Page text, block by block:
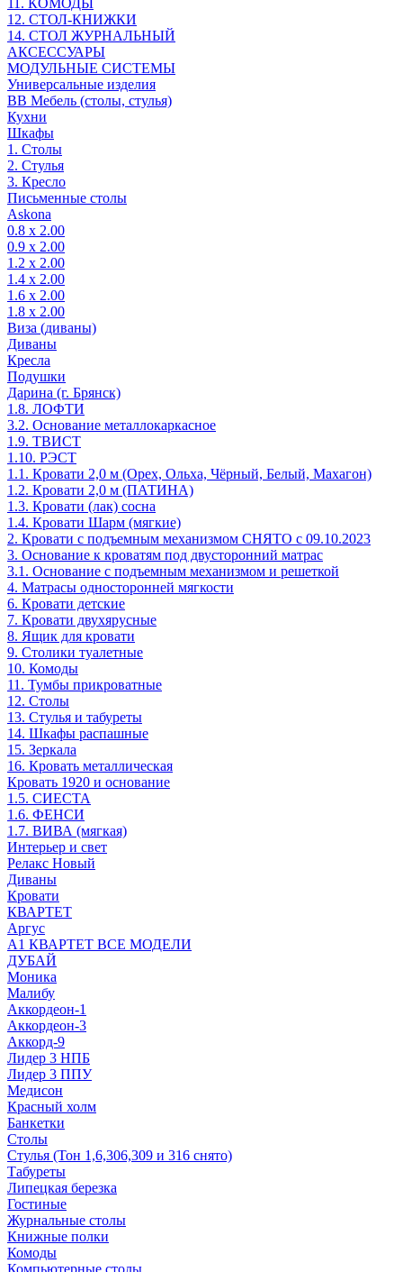
12. СТОЛ-КНИЖКИ
14. СТОЛ ЖУРНАЛЬНЫЙ
АКСЕССУАРЫ
МОДУЛЬНЫЕ СИСТЕМЫ
Универсальные изделия
ВВ Мебель (столы, стулья)
Кухни
Шкафы
1. Столы
2. Стулья
3. Кресло
Письменные столы
Askona
0.8 х 2.00
0.9 х 2.00
1.2 х 2.00
1.4 х 2.00
1.6 х 2.00
1.8 х 2.00
Виза (диваны)
Диваны
Кресла
Подушки
Дарина (г. Брянск)
1.8. ЛОФТИ
3.2. Основание металлокаркасное
1.9. ТВИСТ
1.10. РЭСТ
1.1. Кровати 2,0 м (Орех, Ольха, Чёрный, Белый, Махагон)
1.2. Кровати 2,0 м (ПАТИНА)
1.3. Кровати (лак) сосна
1.4. Кровати Шарм (мягкие)
2. Кровати с подъемным механизмом СНЯТО с 09.10.2023
3. Основание к кроватям под двусторонний матрас
3.1. Основание с подъемным механизмом и решеткой
4. Матрасы односторонней мягкости
6. Кровати детские
7. Кровати двухярусные
8. Ящик для кровати
9. Столики туалетные
10. Комоды
11. Тумбы прикроватные
12. Столы
13. Стулья и табуреты
14. Шкафы распашные
15. Зеркала
16. Кровать металлическая
Кровать 1920 и основание
1.5. СИЕСТА
1.6. ФЕНСИ
1.7. ВИВА (мягкая)
Интерьер и свет
Релакс Новый
Диваны
Кровати
КВАРТЕТ
Аргус
А1 КВАРТЕТ ВСЕ МОДЕЛИ
ДУБАЙ
Моника
Малибу
Аккордеон-1
Аккордеон-3
Аккорд-9
Лидер 3 НПБ
Лидер 3 ППУ
Медисон
Красный холм
Банкетки
Столы
Стулья (Тон 1,6,306,309 и 316 снято)
Табуреты
Липецкая березка
Гостиные
Журнальные столы
Книжные полки
Комоды
Компьютерные столы